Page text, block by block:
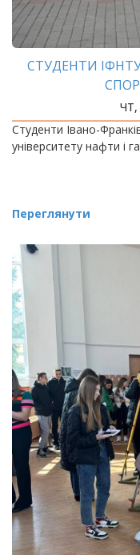
СТУДЕНТИ
ЧТ,
Студенти Івано-
університету нафти і
Переглянути